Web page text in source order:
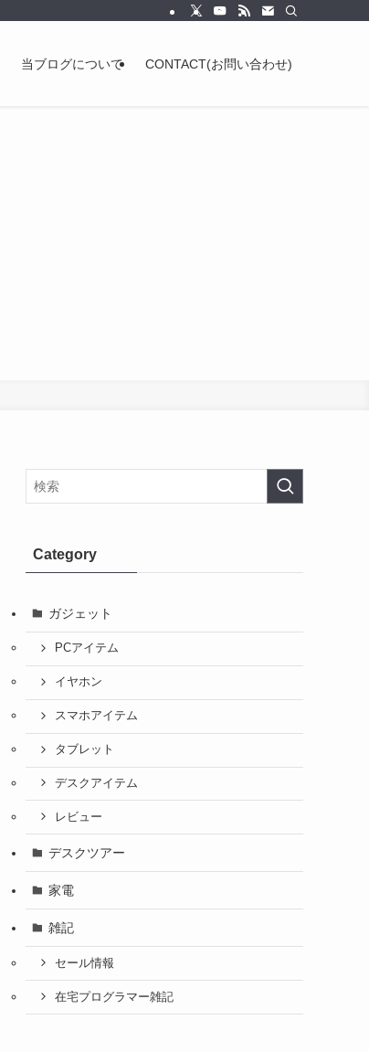
当ブログについて CONTACT(お問い合わせ)
Category
ガジェット
PCアイテム
イヤホン
スマホアイテム
タブレット
デスクアイテム
レビュー
デスクツアー
家電
雑記
セール情報
在宅プログラマー雑記